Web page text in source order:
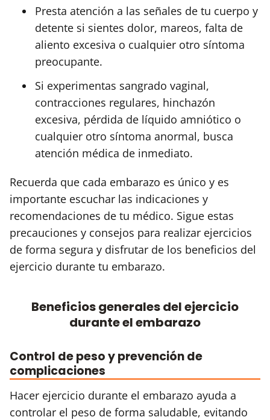
Presta atención a las señales de tu cuerpo y
detente si sientes dolor, mareos, falta de
aliento excesiva o cualquier otro síntoma
preocupante.
Si experimentas sangrado vaginal,
contracciones regulares, hinchazón
excesiva, pérdida de líquido amniótico o
cualquier otro síntoma anormal, busca
atención médica de inmediato.
Recuerda que cada embarazo es único y es
importante escuchar las indicaciones y
recomendaciones de tu médico. Sigue estas
precauciones y consejos para realizar ejercicios
de forma segura y disfrutar de los beneficios del
ejercicio durante tu embarazo.
Beneficios generales del ejercicio
durante el embarazo
Control de peso y prevención de
complicaciones
Hacer ejercicio durante el embarazo ayuda a
controlar el peso de forma saludable, evitando